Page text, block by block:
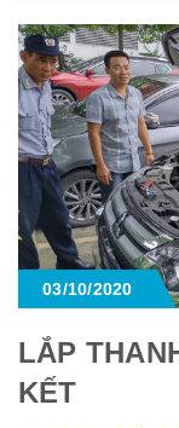
03/10/2020
LẮP
KẾT